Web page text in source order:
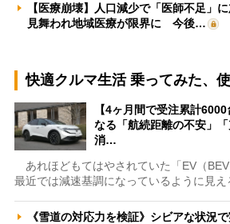
【医療崩壊】人口減少で「医師不足」
見舞われ地域医療が限界に 今後…
快適クルマ生活 乗ってみた、
【4ヶ月間で受注累計
なる「航続距離の不安」
消…
あれほどもてはやされていた「EV（BEV
最近では減速基調になっているように見え
《雪道の対応力を検証》シビアな状況